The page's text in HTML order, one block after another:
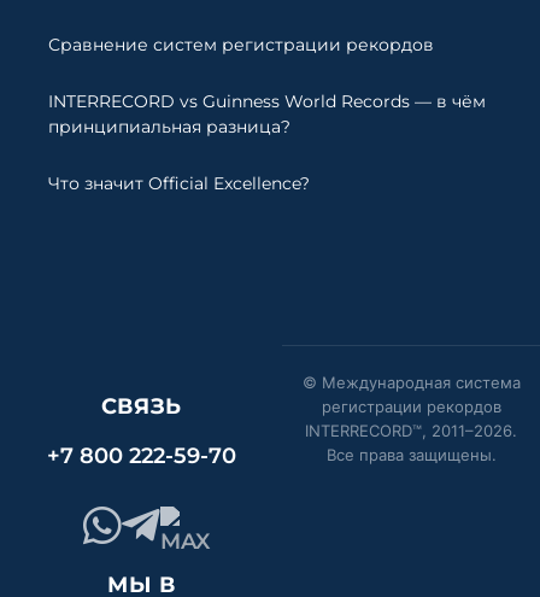
Сравнение систем регистрации рекордов
INTERRECORD vs Guinness World Records — в чём
принципиальная разница?
Что значит Official Excellence?
СВЯЗЬ
+7 800 222-59-70
МЫ В
© Международная система
регистрации рекордов
INTERRECORD™, 2011–2026.
Все права защищены.